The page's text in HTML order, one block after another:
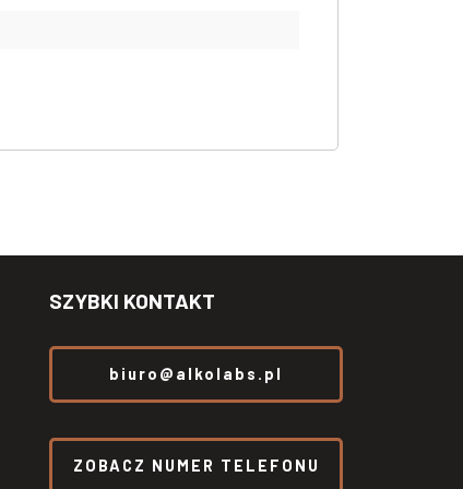
SZYBKI KONTAKT
biuro@alkolabs.pl
ZOBACZ NUMER TELEFONU